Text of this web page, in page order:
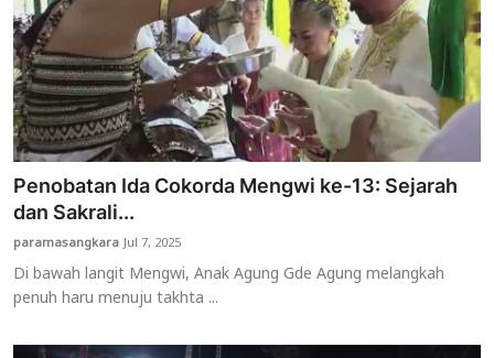
Penobatan Ida Cokorda Mengwi ke-13: Sejarah
dan Sakrali...
paramasangkaraJul 7, 2025
Di bawah langit Mengwi, Anak Agung Gde Agung melangkah
penuh haru menuju takhta ...